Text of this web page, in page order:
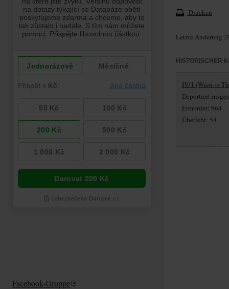
Drucken
Letzte Änderung
HISTORISCHER
IV/1 (Wien ->
Deportiert
Ermordet: 964
Überlebt: 54
Facebook-Gruppe